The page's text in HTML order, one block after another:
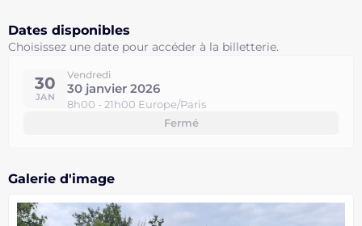
Dates disponibles
Choisissez une date pour accéder à la billetterie.
30
JAN
Vendredi
30 janvier 2026
8h00 - 21h00 Europe/Paris
Fermé
Galerie d'image